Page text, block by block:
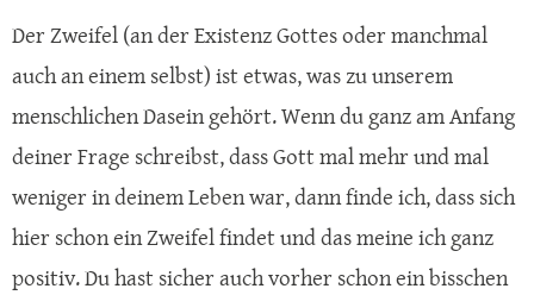
Der Zweifel (an der Existenz Gottes oder manchmal
auch an einem selbst) ist etwas, was zu unserem
menschlichen Dasein gehört. Wenn du ganz am Anfang
deiner Frage schreibst, dass Gott mal mehr und mal
weniger in deinem Leben war, dann finde ich, dass sich
hier schon ein Zweifel findet und das meine ich ganz
positiv. Du hast sicher auch vorher schon ein bisschen